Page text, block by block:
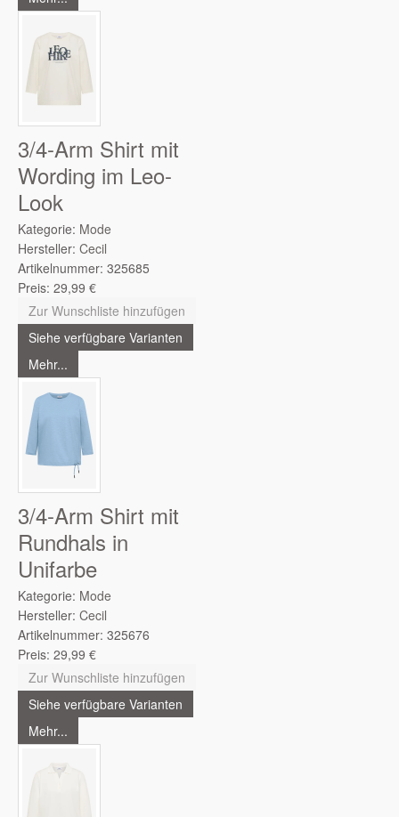
3/4-Arm Shirt mit
Wording im Leo-
Look
Kategorie: Mode
Hersteller: Cecil
Artikelnummer: 325685
Preis: 29,99 €
Zur Wunschliste hinzufügen
Siehe verfügbare Varianten
Mehr...
3/4-Arm Shirt mit
Rundhals in
Unifarbe
Kategorie: Mode
Hersteller: Cecil
Artikelnummer: 325676
Preis: 29,99 €
Zur Wunschliste hinzufügen
Siehe verfügbare Varianten
Mehr...